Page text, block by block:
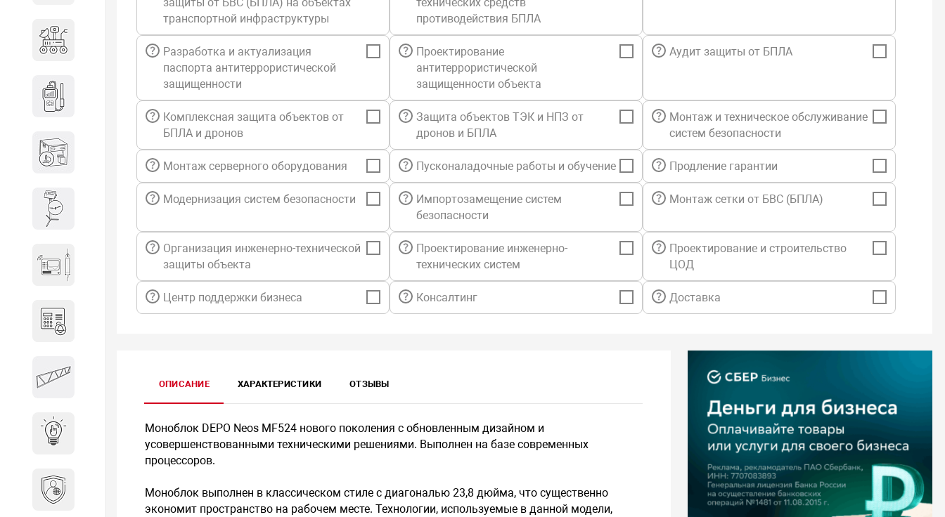
Антитеррористическое
оборудование
Дозиметрическое
оборудование
Атомно-эмиссионные
спектрометры
Весы и весовое оборудование
Гидроакустическое
металлоконструкции
Интерактивные решения
безопасность
разъемами для подключения гарнитуры.
избегать появления на рабочем столе лишних
проводов.
* возможны несколько конфигураций
моноблока, технические характеристики
защиты от БВС (БПЛА) на объектах
транспортной инфраструктуры
технических средств
противодействия БПЛА
Разработка и актуализация
паспорта антитеррористической
защищенности
Проектирование
антитеррористической
защищенности объекта
Аудит защиты от БПЛА
Комплексная защита объектов от
БПЛА и дронов
Защита объектов ТЭК и НПЗ от
дронов и БПЛА
Монтаж и техническое обслуживание
систем безопасности
Монтаж серверного оборудования Пусконаладочные работы и обучение Продление гарантии
Модернизация систем безопасности
Импортозамещение систем
безопасности
Монтаж сетки от БВС (БПЛА)
Организация инженерно-технической
защиты объекта
Проектирование инженерно-
технических систем
Проектирование и строительство
ЦОД
Центр поддержки бизнеса Консалтинг Доставка
ОПИСАНИЕ ХАРАКТЕРИСТИКИ ОТЗЫВЫ
Моноблок DEPO Neos MF524 нового поколения с обновленным дизайном и
усовершенствованными техническими решениями. Выполнен на базе современных
процессоров.
Моноблок выполнен в классическом стиле с диагональю 23,8 дюйма, что существенно
экономит пространство на рабочем месте. Технологии, используемые в данной модели,